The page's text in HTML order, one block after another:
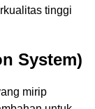
tinggi
System)
mirip